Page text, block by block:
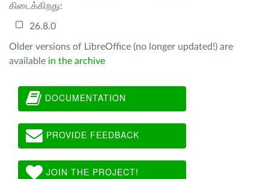
கிடைக்கிறது:
26.8.0
Older versions of LibreOffice (no longer updated!) are
available in the archive
DOCUMENTATION
PROVIDE FEEDBACK
JOIN THE PROJECT!